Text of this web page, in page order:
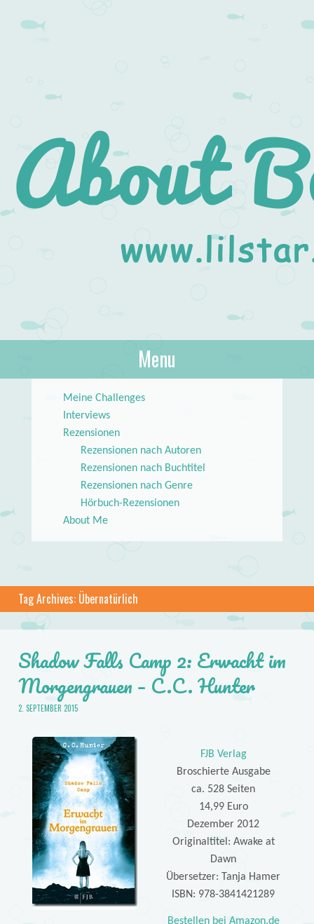
About Books
lilstar.de
Menu
Meine Challenges
Interviews
Rezensionen
Rezensionen nach Autoren
Rezensionen nach Buchtitel
Rezensionen nach Genre
Hörbuch-Rezensionen
About Me
Tag Archives: Übernatürlich
Shadow Falls Camp 2: Erwacht im
Morgengrauen – C.C. Hunter
2. SEPTEMBER 2015
FJB Verlag
Broschierte Ausgabe
ca. 528 Seiten
14,99 Euro
Dezember 2012
Originaltitel: Awake at
Dawn
Übersetzer: Tanja Hamer
ISBN: 978-3841421289
Bestellen bei Amazon.de